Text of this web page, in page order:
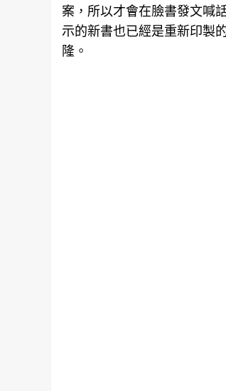
案，所以才會在臉書發文喊
示的新書也已經是重新印製
隆。